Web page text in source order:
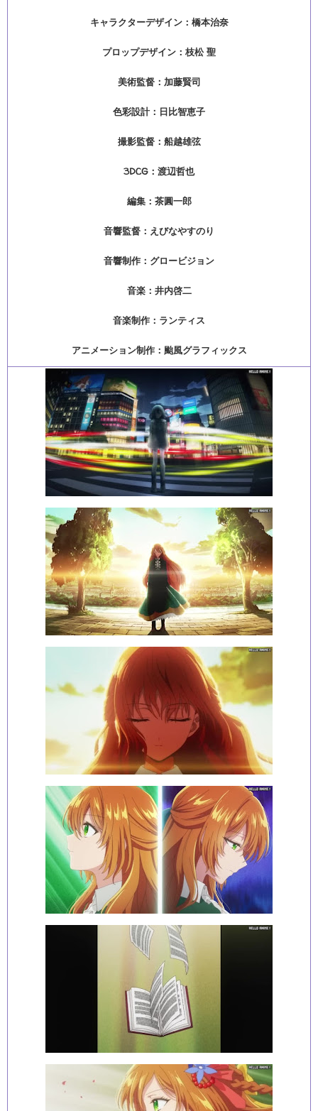
キャラクターデザイン：橋本治奈
プロップデザイン：枝松 聖
美術監督：加藤賢司
色彩設計：日比智恵子
撮影監督：船越雄弦
3DCG：渡辺哲也
編集：茶圓一郎
音響監督：えびなやすのり
音響制作：グロービジョン
音楽：井内啓二
音楽制作：ランティス
アニメーション制作：颱風グラフィックス